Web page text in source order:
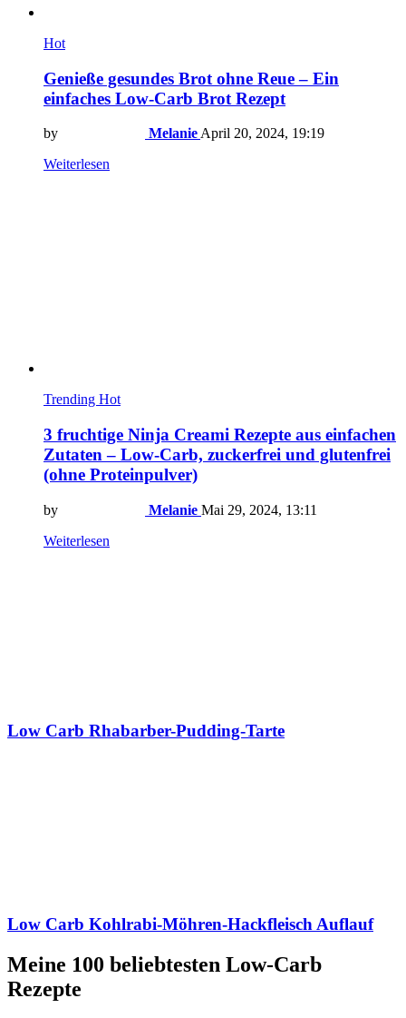
Hot
Genieße gesundes Brot ohne Reue – Ein
einfaches Low-Carb Brot Rezept
by MelanieApril 20, 2024, 19:19
Weiterlesen
Trending Hot
3 fruchtige Ninja Creami Rezepte aus einfachen
Zutaten – Low-Carb, zuckerfrei und glutenfrei
(ohne Proteinpulver)
by Melanie Mai 29, 2024, 13:11
Weiterlesen
Low Carb Rhabarber-Pudding-Tarte
Low Carb Kohlrabi-Möhren-Hackfleisch Auflauf
Meine 100 beliebtesten Low-Carb
Rezepte